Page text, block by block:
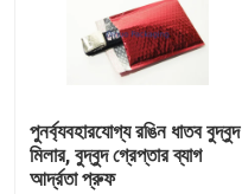
পুনর্ব্যবহারযোগ্য রঙিন ধাতব বুদ্বুদ
মিলার, বুদ্বুদ গ্রেপ্তার ব্যাগ
আর্দ্রতা প্রুফ